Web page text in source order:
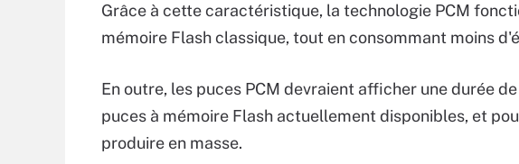
Grâce à cette caractéristique, la technologie PCM
mémoire Flash classique, tout en consommant moins
En outre, les puces PCM devraient afficher une durée
puces à mémoire Flash actuellement disponibles, et
produire en masse.